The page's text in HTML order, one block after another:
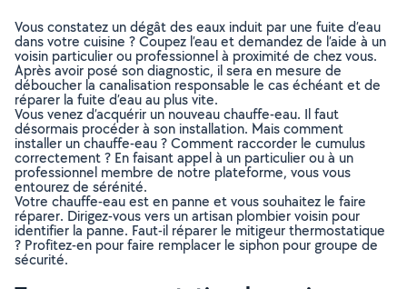
Vous constatez un dégât des eaux induit par une fuite d’eau
dans votre cuisine ? Coupez l’eau et demandez de l’aide à un
voisin particulier ou professionnel à proximité de chez vous.
Après avoir posé son diagnostic, il sera en mesure de
déboucher la canalisation responsable le cas échéant et de
réparer la fuite d’eau au plus vite.
Vous venez d’acquérir un nouveau chauffe-eau. Il faut
désormais procéder à son installation. Mais comment
installer un chauffe-eau ? Comment raccorder le cumulus
correctement ? En faisant appel à un particulier ou à un
professionnel membre de notre plateforme, vous vous
entourez de sérénité.
Votre chauffe-eau est en panne et vous souhaitez le faire
réparer. Dirigez-vous vers un artisan plombier voisin pour
identifier la panne. Faut-il réparer le mitigeur thermostatique
? Profitez-en pour faire remplacer le siphon pour groupe de
sécurité.